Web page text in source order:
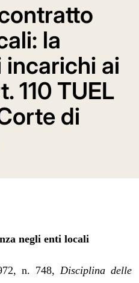
la
ai
110 TUEL
di
negli enti locali
n. 748, Disciplina delle